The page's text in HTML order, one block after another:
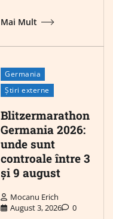
Mai Mult
Germania
Știri externe
Blitzermarathon
Germania 2026:
unde sunt
controale între 3
și 9 august
Mocanu Erich
August 3, 2026
0